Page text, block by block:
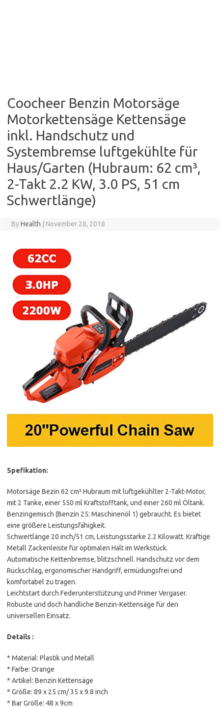
Coocheer Benzin Motorsäge
Motorkettensäge Kettensäge
inkl. Handschutz und
Systembremse luftgekühlte für
Haus/Garten (Hubraum: 62 cm³,
2-Takt 2.2 KW, 3.0 PS, 51 cm
Schwertlänge)
ByHealth November 28, 2018
Spefikation:
Motorsäge Bezin 62 cm³ Hubraum mit luftgekühlter 2-Takt-Motor,
mit 2 Tanke, einer 550 ml Kraftstofftank, und einer 260 ml Öltank.
Benzingemisch (Benzin 25: Maschinenöl 1) gebraucht. Es bietet
eine größere Leistungsfähigkeit.
Schwertlänge 20 inch/51 cm, Leistungsstarke 2.2 Kilowatt. Kräftige
Metall Zackenleiste für optimalen Halt im Werkstück.
Automatische Kettenbremse, blitzschnell. Handschutz vor dem
Rückschlag, ergonomischer Handgriff, ermüdungsfrei und
komfortabel zu tragen.
Leichtstart durch Federunterstützung und Primer Vergaser.
Robuste und doch handliche Benzin-Kettensäge für den
universellen Einsatz.
Details :
* Material: Plastik und Metall
* Farbe: Orange
* Artikel: Benzin Kettensäge
* Größe: 89 x 25 cm/ 35 x 9.8 inch
* Bar Größe: 48 x 9cm